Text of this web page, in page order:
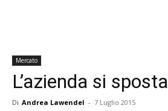
Mercato
L’azienda si sposta
Di Andrea Lawendel - 7 Luglio 2015